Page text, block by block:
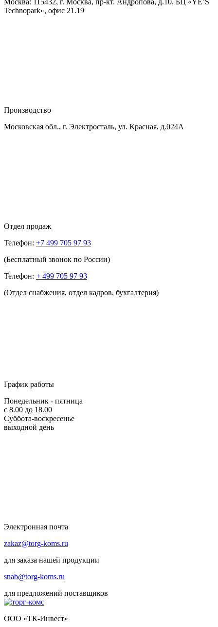
Technopark», офис 21.19
Производство
Московская обл., г. Электросталь, ул. Красная, д.024А
Отдел продаж
Телефон: +7 499 705 97 93
(Бесплатный звонок по России)
Телефон: + 499 705 97 93
(Отдел снабжения, отдел кадров, бухгалтерия)
График работы
Понедельник - пятница
с 8.00 до 18.00
Суббота-воскресенье
выходной день
Электронная почта
zakaz@torg-koms.ru
для заказа нашей продукции
snab@torg-koms.ru
для предложений поставщиков
ООО «ТК-Инвест»